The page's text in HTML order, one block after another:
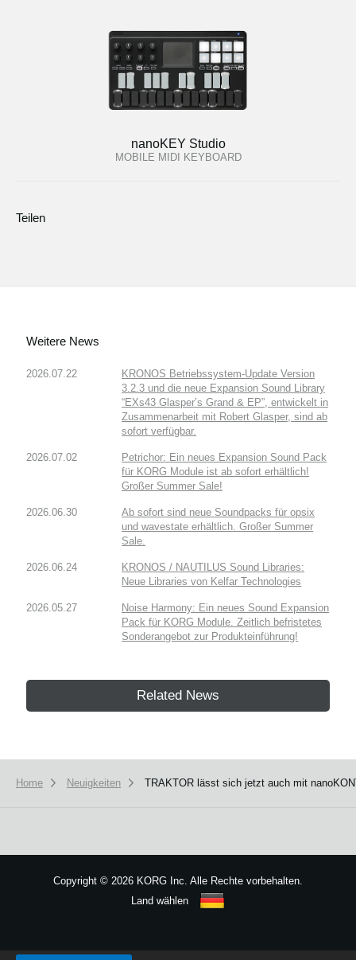
nanoKEY Studio
MOBILE MIDI KEYBOARD
Teilen
Weitere News
2026.07.22
KRONOS Betriebssystem-Update Version
3.2.3 und die neue Expansion Sound Library
“EXs43 Glasper’s Grand & EP”, entwickelt in
Zusammenarbeit mit Robert Glasper, sind ab
sofort verfügbar.
2026.07.02
Petrichor: Ein neues Expansion Sound Pack
für KORG Module ist ab sofort erhältlich!
Großer Summer Sale!
2026.06.30
Ab sofort sind neue Soundpacks für opsix
und wavestate erhältlich. Großer Summer
Sale.
2026.06.24
KRONOS / NAUTILUS Sound Libraries:
Neue Libraries von Kelfar Technologies
2026.05.27
Noise Harmony: Ein neues Sound Expansion
Pack für KORG Module. Zeitlich befristetes
Sonderangebot zur Produkteinführung!
Related News
Home Neuigkeiten TRAKTOR lässt sich jetzt auch mit
Copyright © 2026 KORG Inc. Alle Rechte vorbehalten.
Land wählen